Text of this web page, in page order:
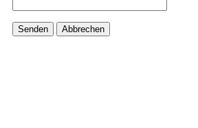
Senden Abbrechen